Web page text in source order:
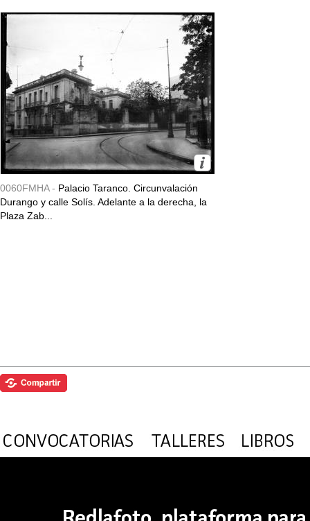
0060FMHA - Palacio Taranco. Circunvalación
Durango y calle Solís. Adelante a la derecha, la
Plaza Zab...